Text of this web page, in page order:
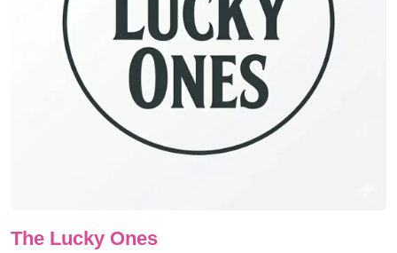
The Lucky Ones